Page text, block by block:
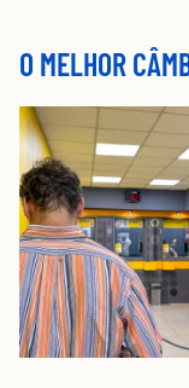
O MELHOR